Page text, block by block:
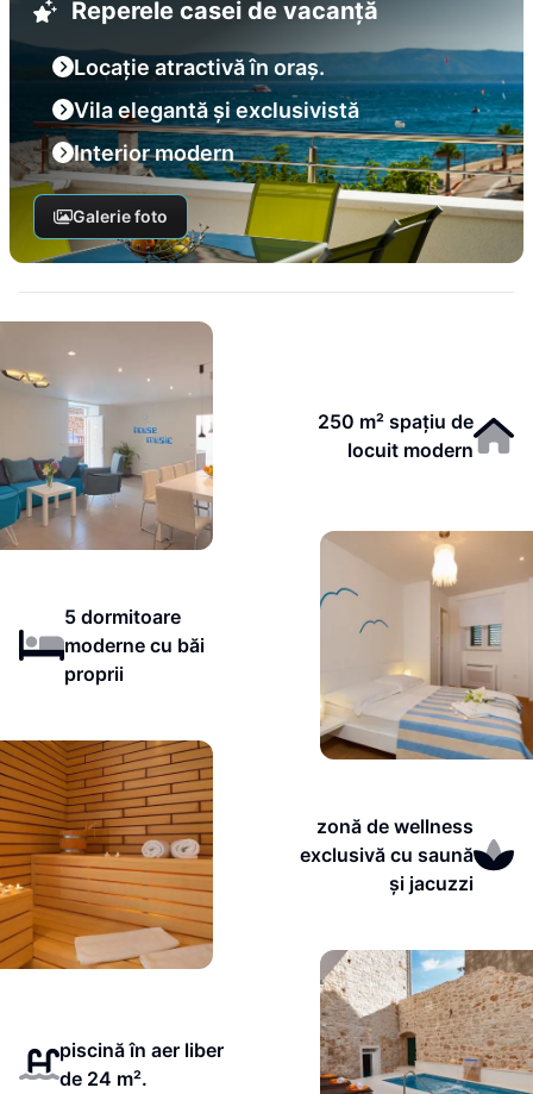
Reperele casei de vacanță
Locație atractivă în oraș.
Vila elegantă și exclusivistă
Interior modern
Galerie foto
250 m² spațiu de
locuit modern
5 dormitoare
moderne cu băi
proprii
zonă de wellness
exclusivă cu saună
și jacuzzi
piscină în aer liber
de 24 m².